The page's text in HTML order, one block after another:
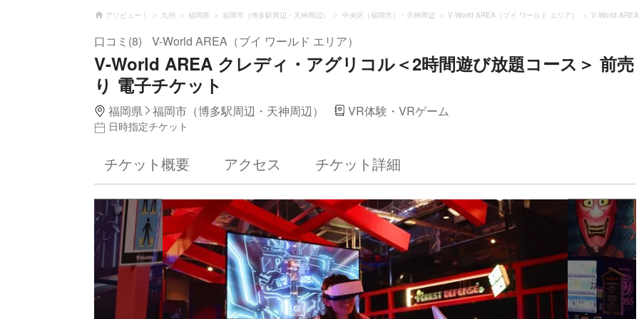
アソビュー！ 九州 福岡県 福岡市（博多駅周辺・天神周辺） 中央区（福岡市）・天神周辺 V-World AREA（ブイ ワールド エリア） V-World
口コミ(8) V-World AREA（ブイ ワールド エリア）
V-World AREA クレディ・アグリコル＜2時間遊び放題コース＞ 前売
り 電子チケット
福岡県 福岡市（博多駅周辺・天神周辺） VR体験・VRゲーム
日時指定チケット
チケット概要 アクセス チケット詳細